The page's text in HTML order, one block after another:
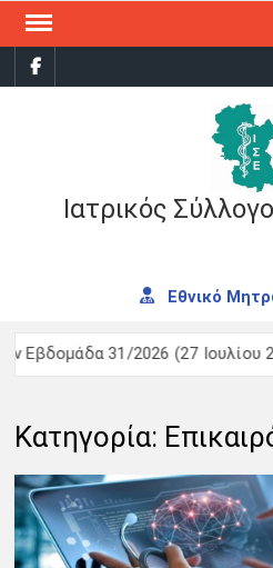
Skip
contentfacebook
Ιατρικός
Εθνικό
31/2026 (27 Ιουλίου 2026 –
Κατηγορία: